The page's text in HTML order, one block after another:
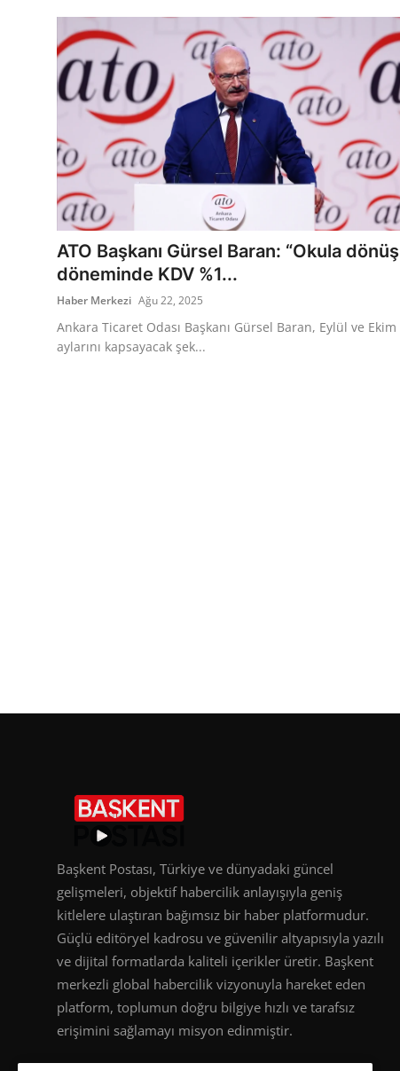
ATO Başkanı Gürsel Baran: “Okula dönüş
döneminde KDV %1...
Haber Merkezi Ağu 22, 2025
Ankara Ticaret Odası Başkanı Gürsel Baran, Eylül ve Ekim
aylarını kapsayacak şek...
Başkent Postası, Türkiye ve dünyadaki güncel
gelişmeleri, objektif habercilik anlayışıyla geniş
kitlelere ulaştıran bağımsız bir haber platformudur.
Güçlü editöryel kadrosu ve güvenilir altyapısıyla yazılı
ve dijital formatlarda kaliteli içerikler üretir. Başkent
merkezli global habercilik vizyonuyla hareket eden
platform, toplumun doğru bilgiye hızlı ve tarafsız
erişimini sağlamayı misyon edinmiştir.